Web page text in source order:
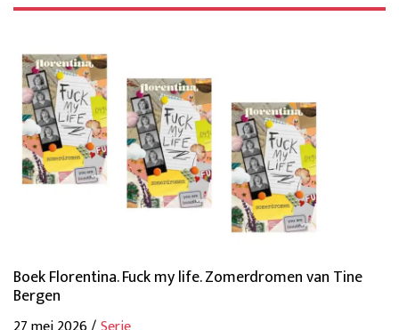
Boek Florentina. Fuck my life. Zomerdromen van Tine
Bergen